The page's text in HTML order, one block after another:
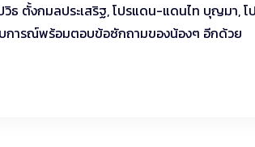
ธ ตั้งกมลประเสริฐ, โปรแดน-แดนไท บุญมา, โ
ารณ์พร้อมตอบข้อซักถามของน้องๆ อีกด้วย